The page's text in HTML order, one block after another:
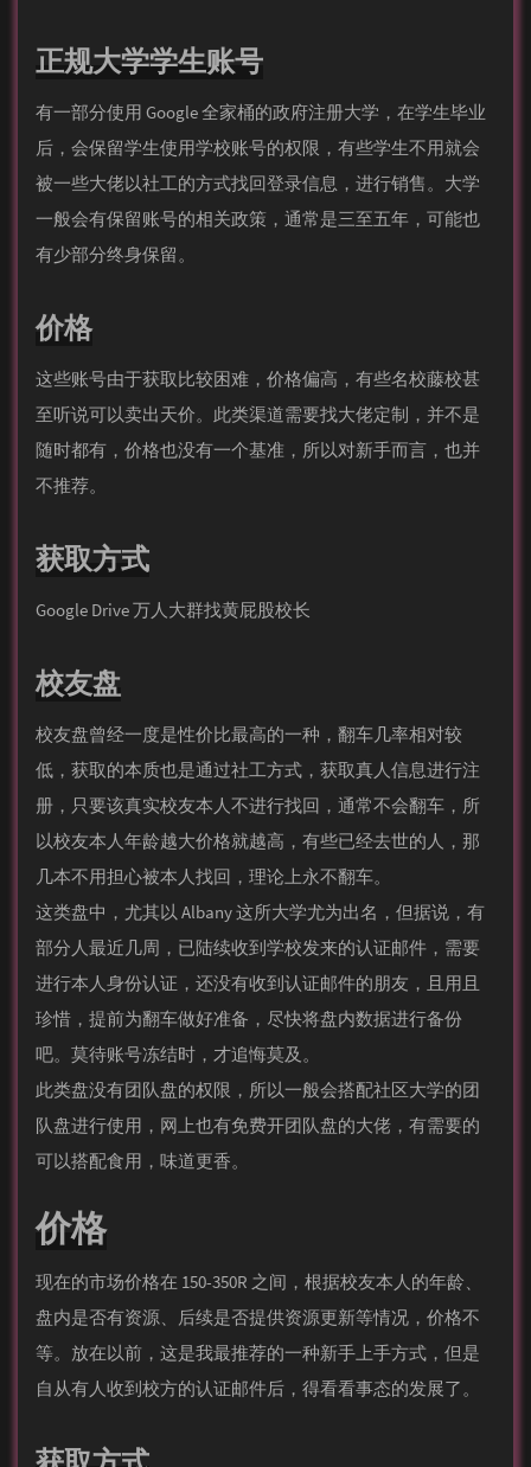
正规大学学生账号
有一部分使用 Google 全家桶的政府注册大学，在学生毕业
后，会保留学生使用学校账号的权限，有些学生不用就会
被一些大佬以社工的方式找回登录信息，进行销售。大学
一般会有保留账号的相关政策，通常是三至五年，可能也
有少部分终身保留。
价格
这些账号由于获取比较困难，价格偏高，有些名校藤校甚
至听说可以卖出天价。此类渠道需要找大佬定制，并不是
随时都有，价格也没有一个基准，所以对新手而言，也并
不推荐。
获取方式
Google Drive 万人大群找黄屁股校长
校友盘
校友盘曾经一度是性价比最高的一种，翻车几率相对较
低，获取的本质也是通过社工方式，获取真人信息进行注
册，只要该真实校友本人不进行找回，通常不会翻车，所
以校友本人年龄越大价格就越高，有些已经去世的人，那
几本不用担心被本人找回，理论上永不翻车。
这类盘中，尤其以 Al­bany 这所大学尤为出名，但据说，有
部分人最近几周，已陆续收到学校发来的认证邮件，需要
进行本人身份认证，还没有收到认证邮件的朋友，且用且
珍惜，提前为翻车做好准备，尽快将盘内数据进行备份
吧。莫待账号冻结时，才追悔莫及。
此类盘没有团队盘的权限，所以一般会搭配社区大学的团
队盘进行使用，网上也有免费开团队盘的大佬，有需要的
可以搭配食用，味道更香。
价格
现在的市场价格在 150-350R 之间，根据校友本人的年龄、
盘内是否有资源、后续是否提供资源更新等情况，价格不
等。放在以前，这是我最推荐的一种新手上手方式，但是
自从有人收到校方的认证邮件后，得看看事态的发展了。